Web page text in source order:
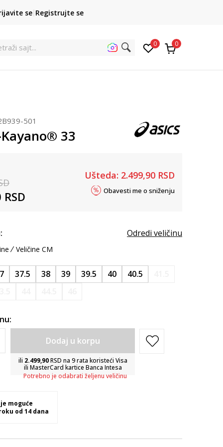
POZOVITE NAS
011 422 1422
se Registrujte se
sajt... 0 0
501
33
RSD
Ušteda: 2.499,90 RSD
Obavesti me o sniženju
Odredi veličinu
Veličine CM
37.5 38 39 39.5 40 40.5
Dodaj u korpu
ili 2.499,90RSD na 9 rata koristeći Visa
ili MasterCard kartice Banca Intesa
Potrebno je odabrati željenu veličinu
moguće
od 14 dana